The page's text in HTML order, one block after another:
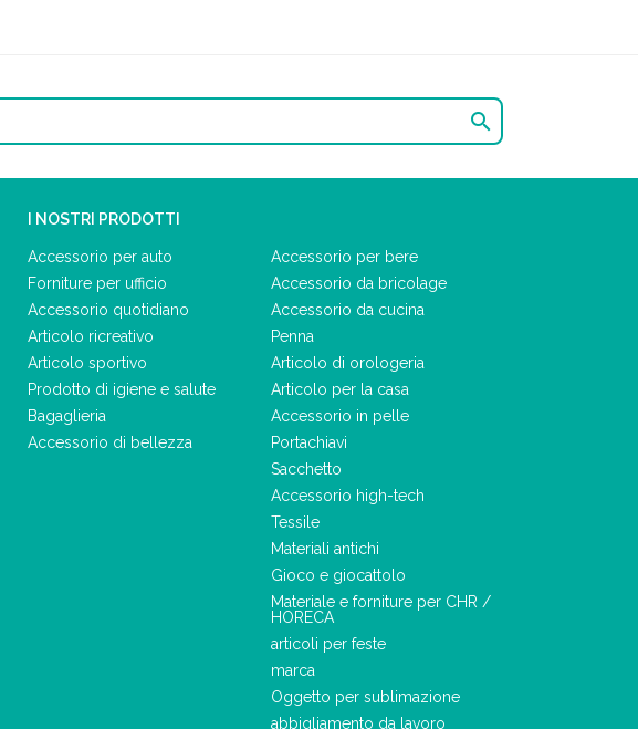

I NOSTRI PRODOTTI
Accessorio per auto
Forniture per ufficio
Accessorio quotidiano
Articolo ricreativo
Articolo sportivo
Prodotto di igiene e salute
Bagaglieria
Accessorio di bellezza
Accessorio per bere
Accessorio da bricolage
Accessorio da cucina
Penna
Articolo di orologeria
Articolo per la casa
Accessorio in pelle
Portachiavi
Sacchetto
Accessorio high-tech
Tessile
Materiali antichi
Gioco e giocattolo
Materiale e forniture per CHR /
HORECA
articoli per feste
marca
Oggetto per sublimazione
abbigliamento da lavoro